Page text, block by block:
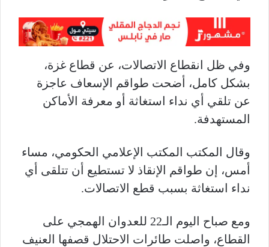
وفي ظل انقطاع الاتصالات، عن قطاع غزة،
بشكل كامل، أضحت طواقم الإسعاف عاجزة
عن تلقي أي نداء استغاثة أو معرفة الأماكن
المستهدفة.
وقال المكتب المكتب الإعلامي الحكومي، مساء
أمس، إن طواقم الإنقاذ لا تستطيع أن تتلقى أي
نداء استغاثة بسبب قطع الاتصالات.
ومع صباح اليوم الـ22 للعدوان الهمجي على
القطاع، واصلت طائرات الاحتلال قصفها العنيف